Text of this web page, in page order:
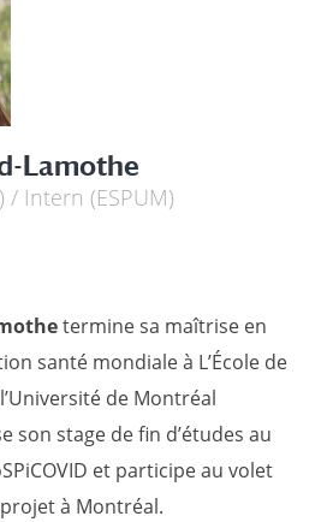
Lamothe
/ Intern (ESPUM)
termine sa maîtrise en
santé mondiale à L’École de
de Montréal
son stage de fin d’études au
et participe au volet
à Montréal.